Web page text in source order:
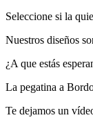
Seleccione si la
Nuestros diseños
¿A que estás
La pegatina a
Te dejamos un